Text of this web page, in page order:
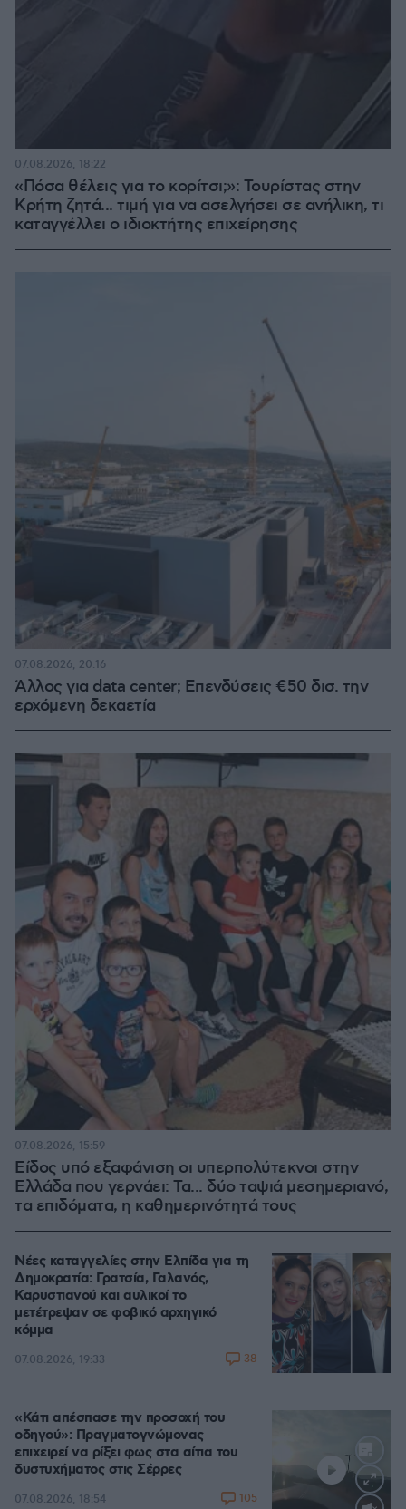
«Πόσα θέλεις για το κορίτσι;»: Τουρίστας στην
Κρήτη ζητά... τιμή για να ασελγήσει σε ανήλικη, τι
καταγγέλλει ο ιδιοκτήτης επιχείρησης
07.08.2026, 18:22
Άλλος για data center; Επενδύσεις €50 δισ. την
ερχόμενη δεκαετία
07.08.2026, 20:16
Είδος υπό εξαφάνιση οι υπερπολύτεκνοι στην
Ελλάδα που γερνάει: Τα... δύο ταψιά μεσημεριανό,
τα επιδόματα, η καθημερινότητά τους
07.08.2026, 15:59
Νέες καταγγελίες στην Ελπίδα για τη
Δημοκρατία: Γρατσία, Γαλανός,
Καρυστιανού και αυλικοί το
μετέτρεψαν σε φοβικό αρχηγικό
κόμμα
07.08.2026, 19:33 38
«Κάτι απέσπασε την προσοχή του
οδηγού»: Πραγματογνώμονας
επιχειρεί να ρίξει φως στα αίτια του
δυστυχήματος στις Σέρρες
07.08.2026, 18:54 105